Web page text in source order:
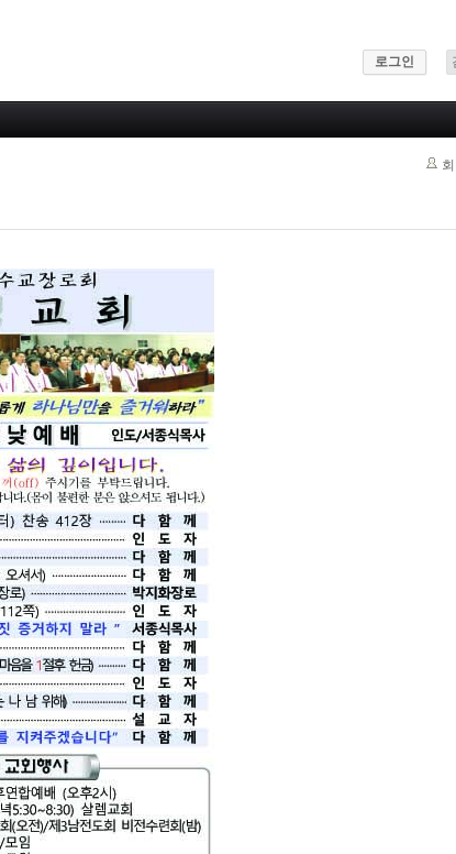
로그인